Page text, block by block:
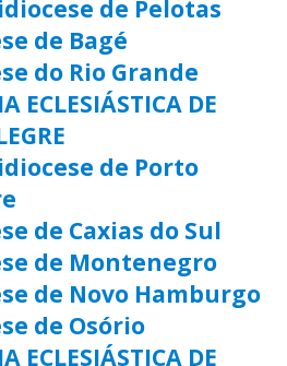
de Pelotas
de Bagé
do Rio Grande
ECLESIÁSTICA DE
de Porto
de Caxias do Sul
de Montenegro
de Novo Hamburgo
de Osório
ECLESIÁSTICA DE